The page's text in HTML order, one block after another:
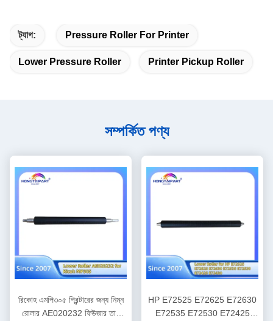
ট্যাগ: Pressure Roller For Printer
Lower Pressure Roller Printer Pickup Roller
সম্পর্কিত পণ্য
রিকোহ এমপি৩০৫ প্রিন্টারের জন্য নিম্ন
রোলার AE020232 ফিউজার তাপ
HP E72525 E72625 E72630
E72535 E72530 E72425